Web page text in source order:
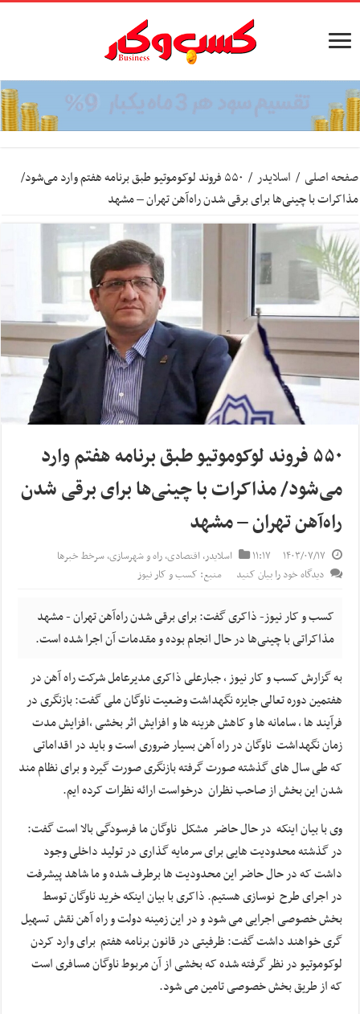
صفحه اصلی / اسلایدر /
۵۵۰ فروند لوکوموتیو طبق برنامه هفتم وارد می‌شود/
مذاکرات با چینی‌ها برای برقی شدن راه‌آهن تهران – مشهد
۵۵۰ فروند لوکوموتیو طبق برنامه هفتم وارد
می‌شود/ مذاکرات با چینی‌ها برای برقی شدن
راه‌آهن تهران – مشهد
۱۴۰۳/۰۷/۱۷ ۱۱:۱۷ اسلایدر,اقتصادی,راه و شهرسازی,سرخط خبرها
دیدگاه خود را بیان کنید
منبع: کسب و کار نیوز
کسب و کار نیوز- ذاکری گفت: برای برقی شدن راه‌آهن تهران - مشهد
مذاکراتی با چینی‌ها در حال انجام بوده و مقدمات آن اجرا شده است.
به گزارش کسب و کار نیوز ، جبارعلی ذاکری مدیرعامل شرکت راه آهن در
هفتمین دوره تعالی جایزه نگهداشت وضعیت ناوگان ملی گفت: بازنگری در
فرآیند ها ، سامانه ها و کاهش هزینه ها و افزایش اثر بخشی ،افزایش مدت
زمان نگهداشت ناوگان در راه آهن بسیار ضروری است و باید در اقداماتی
که طی سال های گذشته صورت گرفته بازنگری صورت گیرد و برای نظام مند
شدن این بخش از صاحب نظران درخواست ارائه نظرات کرده ایم.
وی با بیان اینکه در حال حاضر مشکل ناوگان ما فرسودگی بالا است گفت:
در گذشته محدودیت هایی برای سرمایه گذاری در تولید داخلی وجود
داشت که در حال حاضر این محدودیت ها برطرف شده و ما شاهد پیشرفت
در اجرای طرح نوسازی هستیم. ذاکری با بیان اینکه خرید ناوگان توسط
بخش خصوصی اجرایی می شود و در این زمینه دولت و راه آهن نقش تسهیل
گری خواهند داشت گفت: ظرفیتی در قانون برنامه هفتم برای وارد کردن
لوکوموتیو در نظر گرفته شده که بخشی از آن مربوط ناوگان مسافری است
که از طریق بخش خصوصی تامین می شود.